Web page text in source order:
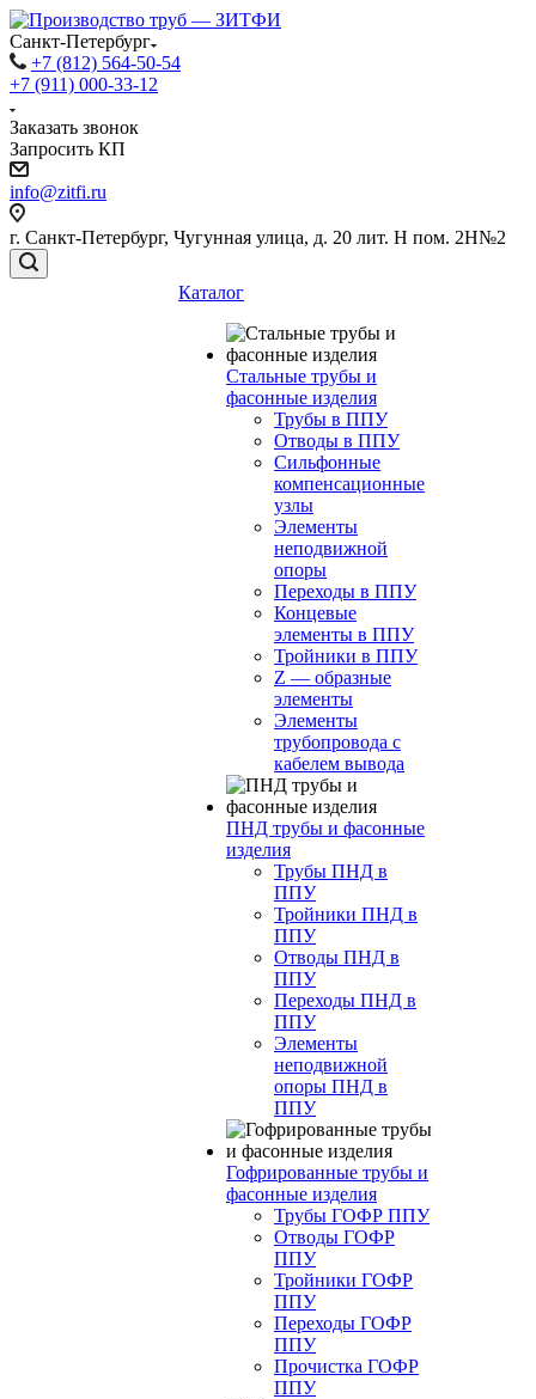
Санкт-Петербург
+7 (812) 564-50-54
+7 (911) 000-33-12
Заказать звонок
Запросить КП
info@zitfi.ru
г. Санкт-Петербург, Чугунная улица, д. 20 лит. Н пом. 2Н№2
Каталог
Стальные трубы и
фасонные изделия
Трубы в ППУ
Отводы в ППУ
Сильфонные
компенсационные
узлы
Элементы
неподвижной
опоры
Переходы в ППУ
Концевые
элементы в ППУ
Тройники в ППУ
Z — образные
элементы
Элементы
трубопровода с
кабелем вывода
ПНД трубы и фасонные
изделия
Трубы ПНД в
ППУ
Тройники ПНД в
ППУ
Отводы ПНД в
ППУ
Переходы ПНД в
ППУ
Элементы
неподвижной
опоры ПНД в
ППУ
Гофрированные трубы и
фасонные изделия
Трубы ГОФР ППУ
Отводы ГОФР
ППУ
Тройники ГОФР
ППУ
Переходы ГОФР
ППУ
Прочистка ГОФР
ППУ